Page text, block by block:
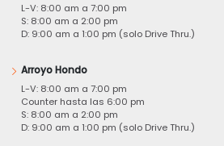
L-V: 8:00 am a 7:00 pm
S: 8:00 am a 2:00 pm
D: 9:00 am a 1:00 pm (solo Drive Thru.)
Arroyo Hondo
L-V: 8:00 am a 7:00 pm
Counter hasta las 6:00 pm
S: 8:00 am a 2:00 pm
D: 9:00 am a 1:00 pm (solo Drive Thru.)